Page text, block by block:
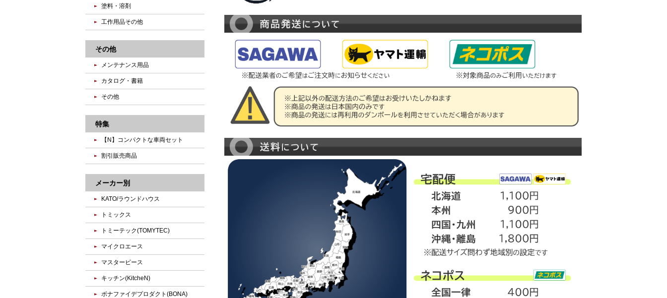
塗料・溶剤
工作用品その他
その他
メンテナンス用品
カタログ・書籍
その他
特集
【N】コンパクトな車両セット
割引販売商品
メーカー別
KATO/ラウンドハウス
トミックス
トミーテック(TOMYTEC)
マイクロエース
マスターピース
キッチン(KitcheN)
ボナファイデプロダクト(BONA)